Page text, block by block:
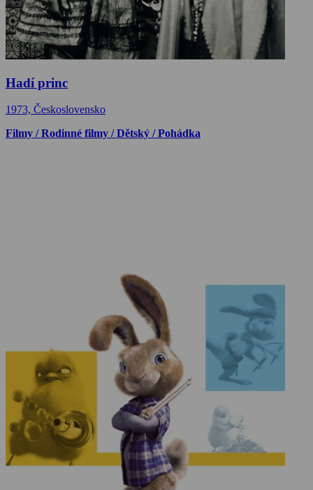
Hadí princ
1973, Československo
Filmy / Rodinné filmy / Dětský / Pohádka